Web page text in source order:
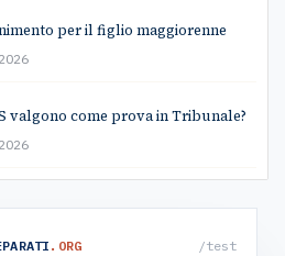
per il figlio maggiorenne
valgono come prova in Tribunale?
.ORG /test